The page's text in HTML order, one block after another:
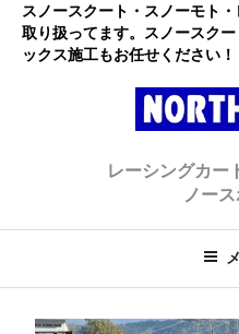
プ
スノースクート・スノーモト
取り扱ってます。スノースク
ックス施工もお任せください！
ト ノ
レーシングカー
ノー